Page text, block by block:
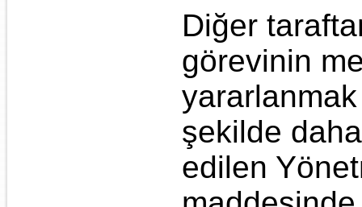
Diğer
görevinin
şekilde
edilen